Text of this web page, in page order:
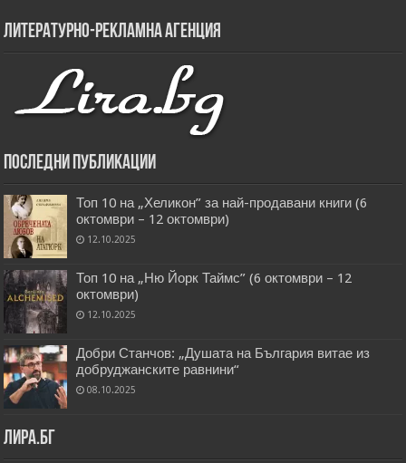
Литературно-рекламна агенция
Последни публикации
Топ 10 на „Хеликон” за най-продавани книги (6
октомври – 12 октомври)
12.10.2025
Топ 10 на „Ню Йорк Таймс” (6 октомври – 12
октомври)
12.10.2025
Добри Станчов: „Душата на България витае из
добруджанските равнини“
08.10.2025
Лира.бг